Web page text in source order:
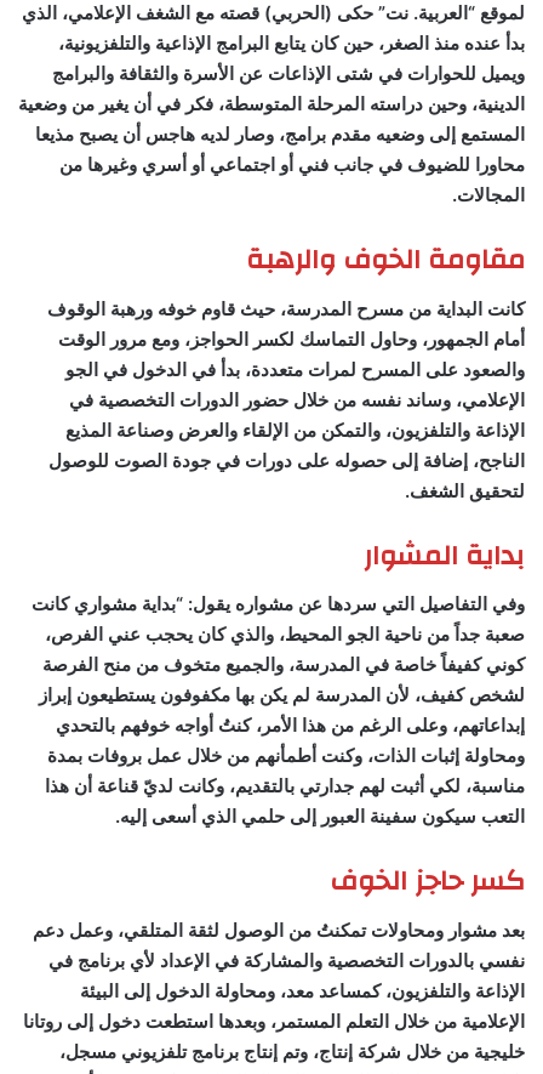
لموقع “العربية. نت” حكى (الحربي) قصته مع الشغف الإعلامي، الذي
بدأ عنده منذ الصغر، حين كان يتابع البرامج الإذاعية والتلفزيونية،
ويميل للحوارات في شتى الإذاعات عن الأسرة والثقافة والبرامج
الدينية، وحين دراسته المرحلة المتوسطة، فكر في أن يغير من وضعية
المستمع إلى وضعيه مقدم برامج، وصار لديه هاجس أن يصبح مذيعا
محاورا للضيوف في جانب فني أو اجتماعي أو أسري وغيرها من
المجالات.
مقاومة الخوف والرهبة
كانت البداية من مسرح المدرسة، حيث قاوم خوفه ورهبة الوقوف
أمام الجمهور، وحاول التماسك لكسر الحواجز، ومع مرور الوقت
والصعود على المسرح لمرات متعددة، بدأ في الدخول في الجو
الإعلامي، وساند نفسه من خلال حضور الدورات التخصصية في
الإذاعة والتلفزيون، والتمكن من الإلقاء والعرض وصناعة المذيع
الناجح، إضافة إلى حصوله على دورات في جودة الصوت للوصول
لتحقيق الشغف.
بداية المشوار
وفي التفاصيل التي سردها عن مشواره يقول: “بداية مشواري كانت
صعبة جداً من ناحية الجو المحيط، والذي كان يحجب عني الفرص،
كوني كفيفاً خاصة في المدرسة، والجميع متخوف من منح الفرصة
لشخص كفيف، لأن المدرسة لم يكن بها مكفوفون يستطيعون إبراز
إبداعاتهم، وعلى الرغم من هذا الأمر، كنتُ أواجه خوفهم بالتحدي
ومحاولة إثبات الذات، وكنت أطمأنهم من خلال عمل بروفات بمدة
مناسبة، لكي أثبت لهم جدارتي بالتقديم، وكانت لديّ قناعة أن هذا
التعب سيكون سفينة العبور إلى حلمي الذي أسعى إليه.
كسر حاجز الخوف
بعد مشوار ومحاولات تمكنتُ من الوصول لثقة المتلقي، وعمل دعم
نفسي بالدورات التخصصية والمشاركة في الإعداد لأي برنامج في
الإذاعة والتلفزيون، كمساعد معد، ومحاولة الدخول إلى البيئة
الإعلامية من خلال التعلم المستمر، وبعدها استطعت دخول إلى روتانا
خليجية من خلال شركة إنتاج، وتم إنتاج برنامج تلفزيوني مسجل،